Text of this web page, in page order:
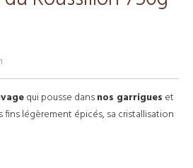
qui pousse dansnos garrigues et
fins légèrement épicés, sa cristallisation